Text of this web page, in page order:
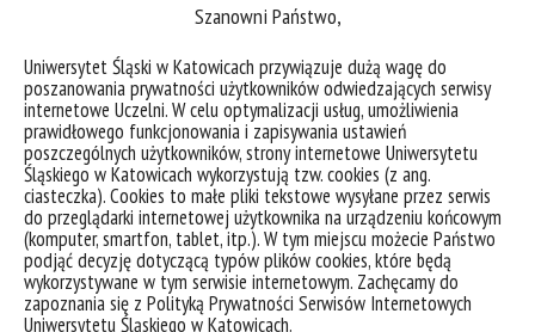
Szanowni Państwo,
Uniwersytet Śląski w Katowicach przywiązuje dużą wagę do
poszanowania prywatności użytkowników odwiedzających serwisy
internetowe Uczelni. W celu optymalizacji usług, umożliwienia
prawidłowego funkcjonowania i zapisywania ustawień
poszczególnych użytkowników, strony internetowe Uniwersytetu
Śląskiego w Katowicach wykorzystują tzw. cookies (z ang.
ciasteczka). Cookies to małe pliki tekstowe wysyłane przez serwis
do przeglądarki internetowej użytkownika na urządzeniu końcowym
(komputer, smartfon, tablet, itp.). W tym miejscu możecie Państwo
podjąć decyzję dotyczącą typów plików cookies, które będą
wykorzystywane w tym serwisie internetowym. Zachęcamy do
zapoznania się z Polityką Prywatności Serwisów Internetowych
Uniwersytetu Śląskiego w Katowicach.
Wersja
polska
Kliknij "zgadzam się",
żeby włączyć Youtube
Polityka plików cookies
Zgadzam się
Italiano